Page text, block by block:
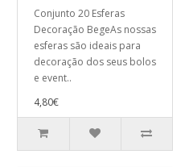
Conjunto 20 Esferas
Decoração BegeAs nossas
esferas são ideais para
decoração dos seus bolos
e event..
4,80€